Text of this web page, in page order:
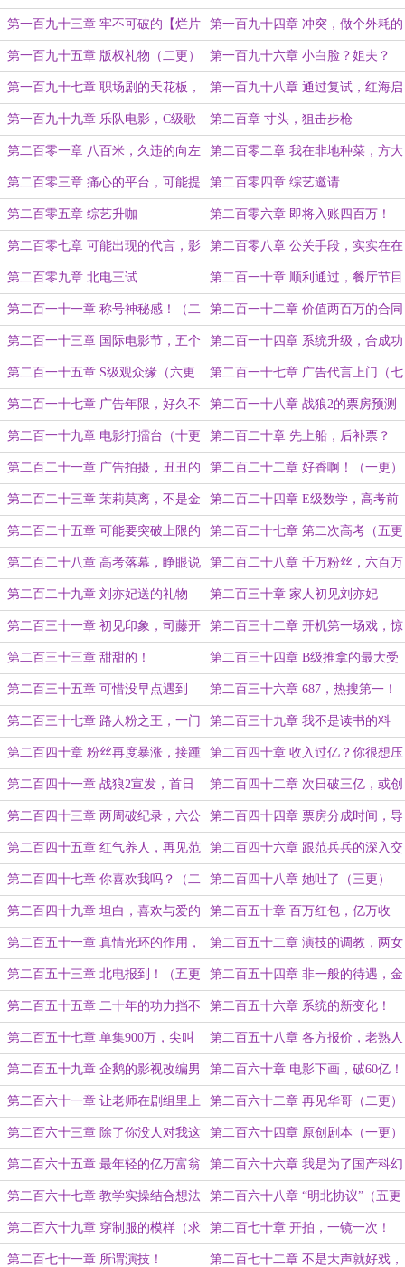
（三更） 价（四更）
第一百九十三章 牢不可破的【烂片
之王】称号（五更达成！）
第一百九十四章 冲突，做个外耗的
人（一更）
第一百九十五章 版权礼物（二更） 第一百九十六章 小白脸？姐夫？
第一百九十七章 职场剧的天花板，
复试来临！（二更）
第一百九十八章 通过复试，红海启
程！
第一百九十九章 乐队电影，C级歌
喉！
第二百章 寸头，狙击步枪
第二百零一章 八百米，久违的向左
（求订阅！）
第二百零二章 我在非地种菜，方大
厨惊人分成！
第二百零三章 痛心的平台，可能提
前结束的拍摄
第二百零四章 综艺邀请
第二百零五章 综艺升咖 第二百零六章 即将入账四百万！
第二百零七章 可能出现的代言，影
版剧版的冲突！（二更）
第二百零八章 公关手段，实实在在
的百万富翁！
第二百零九章 北电三试 第二百一十章 顺利通过，餐厅节目
来了（一更）
第二百一十一章 称号神秘感！（二
更）
第二百一十二章 价值两百万的合同
（三更）
第二百一十三章 国际电影节，五个
技能提升点（四更）
第二百一十四章 系统升级，合成功
能（五更求订阅）
第二百一十五章 S级观众缘（六更
求订阅！）
第二百一十七章 广告代言上门（七
更！）
第二百一十七章 广告年限，好久不
见（八更）
第二百一十八章 战狼2的票房预测
（九更！）
第二百一十九章 电影打擂台（十更
完毕，求订阅月票！）
第二百二十章 先上船，后补票？
第二百二十一章 广告拍摄，丑丑的
分镜头脚本（求订阅月票！）
第二百二十二章 好香啊！（一更）
第二百二十三章 茉莉莫离，不是金
钱衡量的关系（二更）
第二百二十四章 E级数学，高考前
夕（三更求订阅！）
第二百二十五章 可能要突破上限的
600万！（四更！）
第二百二十七章 第二次高考（五更
完毕，求订阅月票！）
第二百二十八章 高考落幕，睁眼说
瞎话
第二百二十八章 千万粉丝，六百万
一年！
第二百二十九章 刘亦妃送的礼物 第二百三十章 家人初见刘亦妃
第二百三十一章 初见印象，司藤开
机！
第二百三十二章 开机第一场戏，惊
艳的妆造！
第二百三十三章 甜甜的！ 第二百三十四章 B级推拿的最大受
益者，高考分数公布前夕！
第二百三十五章 可惜没早点遇到
你，惊人的高考成绩！
第二百三十六章 687，热搜第一！
第二百三十七章 路人粉之王，一门
双至尊！
第二百三十九章 我不是读书的料
第二百四十章 粉丝再度暴涨，接踵
而来的商务代言！（三更求订阅！）
第二百四十章 收入过亿？你很想压
倒？（四更！）
第二百四十一章 战狼2宣发，首日
票房！（五更完毕，求订阅月票！）
第二百四十二章 次日破三亿，或创
奇迹！
第二百四十三章 两周破纪录，六公
主的电影报告！
第二百四十四章 票房分成时间，导
演郭凡！
第二百四十五章 红气养人，再见范
兵兵！（求订阅月票！）
第二百四十六章 跟范兵兵的深入交
流，喝闷酒！
第二百四十七章 你喜欢我吗？（二
更求订阅！）
第二百四十八章 她吐了（三更）
第二百四十九章 坦白，喜欢与爱的
区别（一更求订阅）
第二百五十章 百万红包，亿万收
益！（二更）
第二百五十一章 真情光环的作用，
演技提升（三更求订阅月票！）
第二百五十二章 演技的调教，两女
的转账（四更）
第二百五十三章 北电报到！（五更
完毕，求订阅！）
第二百五十四章 非一般的待遇，金
秘书演员人选（一更）
第二百五十五章 二十年的功力挡不
住（二更）
第二百五十六章 系统的新变化！
（三更）
第二百五十七章 单集900万，尖叫
之夜！（四更求订阅！）
第二百五十八章 各方报价，老熟人
（五更达成，求订阅！）
第二百五十九章 企鹅的影视改编男
主之位！
第二百六十章 电影下画，破60亿！
第二百六十一章 让老师在剧组里上
课！
第二百六十二章 再见华哥（二更）
第二百六十三章 除了你没人对我这
么好！（三更求订阅！）
第二百六十四章 原创剧本（一更）
第二百六十五章 最年轻的亿万富翁
（二更）
第二百六十六章 我是为了国产科幻
电影的发展！（三更）
第二百六十七章 教学实操结合想法
通过（四更！）
第二百六十八章 “明北协议”（五更
求订阅！）
第二百六十九章 穿制服的模样（求
订阅！）
第二百七十章 开拍，一镜一次！
第二百七十一章 所谓演技！ 第二百七十二章 不是大声就好戏，